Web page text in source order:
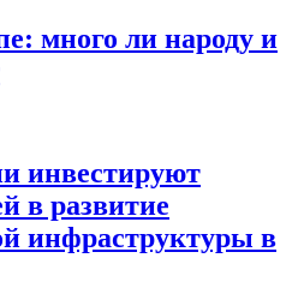
много ли народу и
инвестируют
в развитие
инфраструктуры в